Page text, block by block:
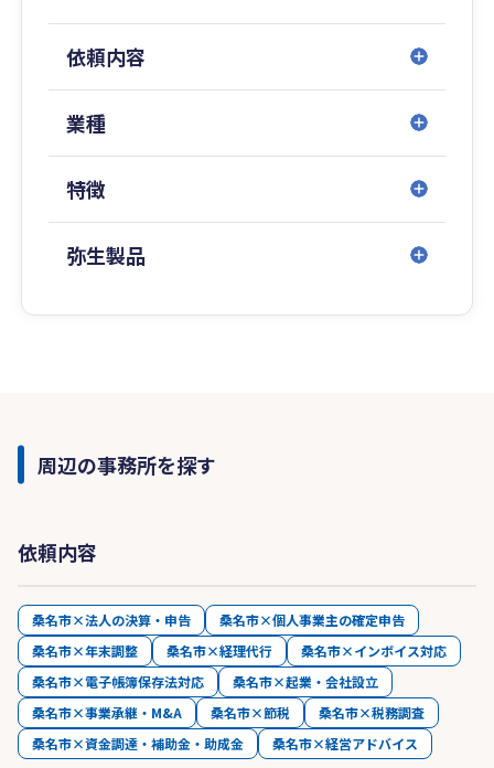
となるように努めてまいります。
③【お客様に合った「経理の合理化」と「節税の
会社・個人を見てきました。「時間＝コスト」の
観点から、クラウド会計やAIを使っての「経理の
合理化」によるコスト削減やお客様の状況に合っ
やすく説明します。
りますので、自社の経営判断や経営方針の材料と
して、ご活用して頂いております。
⑤【「賢い社長」になれるようにサポートしま
す】
会社は社長の器以上に大きくなれません。また、
「知らないことで損していた」事は、案外多いで
すが、「今更こんなこと質問したら恥ずかし
い・・・」なんて思わないでください。毎月発行
依頼内容
業種
特徴
弥生製品
周辺の事務所を探す
依頼内容
桑名市×法人の決算・申告
桑名市×個人事業主の確定申告
桑名市×年末調整
桑名市×経理代行
桑名市×インボイス対応
桑名市×電子帳簿保存法対応
桑名市×起業・会社設立
桑名市×事業承継・M&A
桑名市×節税
桑名市×税務調査
桑名市×資金調達・補助金・助成金
桑名市×経営アドバイス